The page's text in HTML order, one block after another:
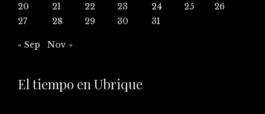
20
21 22 23 24 25
26
27
28 29 30 31
« Sep Nov »
El tiempo en Ubrique